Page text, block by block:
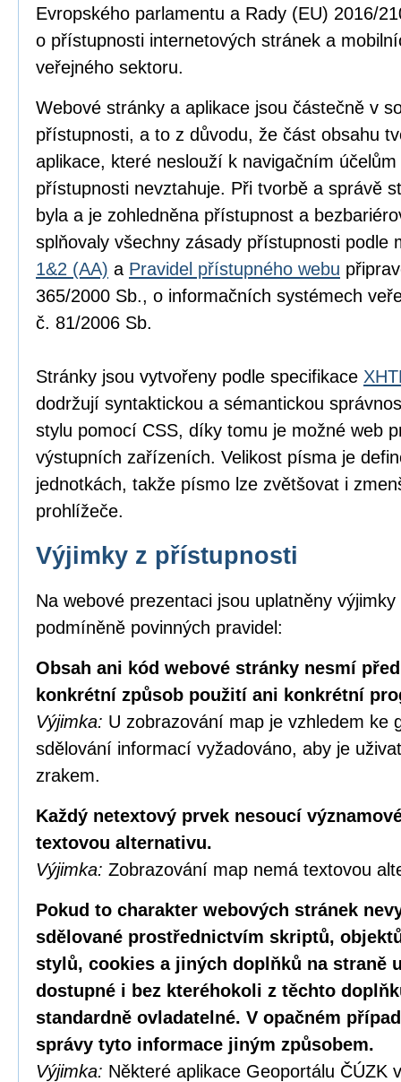
Evropského parlamentu a Rady (EU) 2016/
o přístupnosti internetových stránek a
veřejného sektoru.
Webové stránky a aplikace jsou částečně v
přístupnosti, a to z důvodu, že část obsahu
aplikace, které neslouží k navigačním
přístupnosti nevztahuje. Při tvorbě a správě
byla a je zohledněna přístupnost a
splňovaly všechny zásady přístupnosti podle
1&2 (AA) a Pravidel přístupného webu
365/2000 Sb., o informačních systémech
č. 81/2006 Sb.
Stránky jsou vytvořeny podle specifikace
dodržují syntaktickou a sémantickou
stylu pomocí CSS, díky tomu je možné web
výstupních zařízeních. Velikost písma je
jednotkách, takže písmo lze zvětšovat i
prohlížeče.
Výjimky z přístupnosti
Na webové prezentaci jsou uplatněny
podmíněně povinných pravidel:
Obsah ani kód webové stránky nesmí
konkrétní způsob použití ani konkrétní
Výjimka: U zobrazování map je vzhledem ke
sdělování informací vyžadováno, aby je
zrakem.
Každý netextový prvek nesoucí
textovou alternativu.
Výjimka: Zobrazování map nemá textovou
Pokud to charakter webových stránek
sdělované prostřednictvím skriptů,
stylů, cookies a jiných doplňků na straně
dostupné i bez kteréhokoli z těchto
standardně ovladatelné. V opačném
správy tyto informace jiným způsobem.
Výjimka: Některé aplikace Geoportálu ČÚZK